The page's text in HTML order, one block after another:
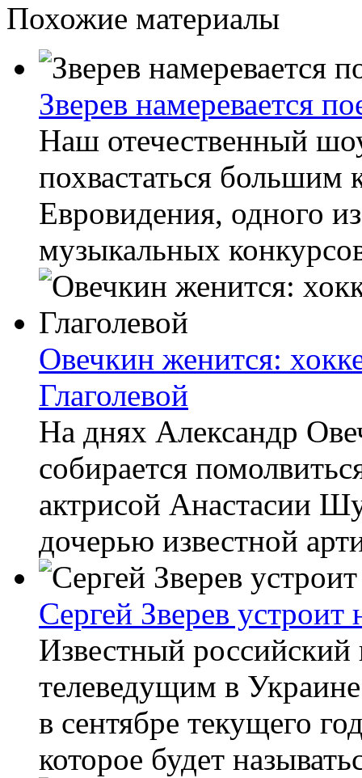
Похожие материалы
Зверев намеревается
Наш отечественный
похвастаться большим
Евровидения, одного
музыкальных
Овечкин женится:
Глаголевой
На днях Александр
собирается
актрисой Анастасии
дочерью известной
Сергей Зверев
Известный российский
телеведущим в
в сентябре текущего
которое будет